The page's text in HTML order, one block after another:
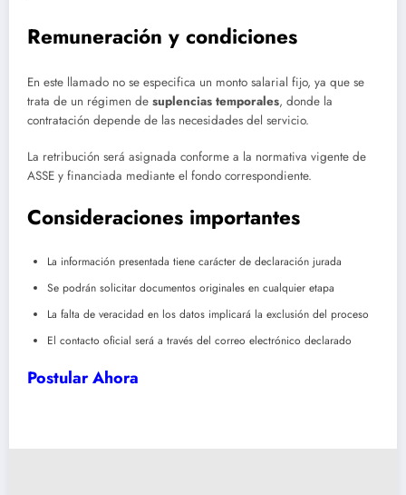
Remuneración y condiciones
En este llamado no se especifica un monto salarial fijo, ya que se
trata de un régimen de suplencias temporales, donde la
contratación depende de las necesidades del servicio.
La retribución será asignada conforme a la normativa vigente de
ASSE y financiada mediante el fondo correspondiente.
Consideraciones importantes
La información presentada tiene carácter de declaración jurada
Se podrán solicitar documentos originales en cualquier etapa
La falta de veracidad en los datos implicará la exclusión del proceso
El contacto oficial será a través del correo electrónico declarado
Postular Ahora